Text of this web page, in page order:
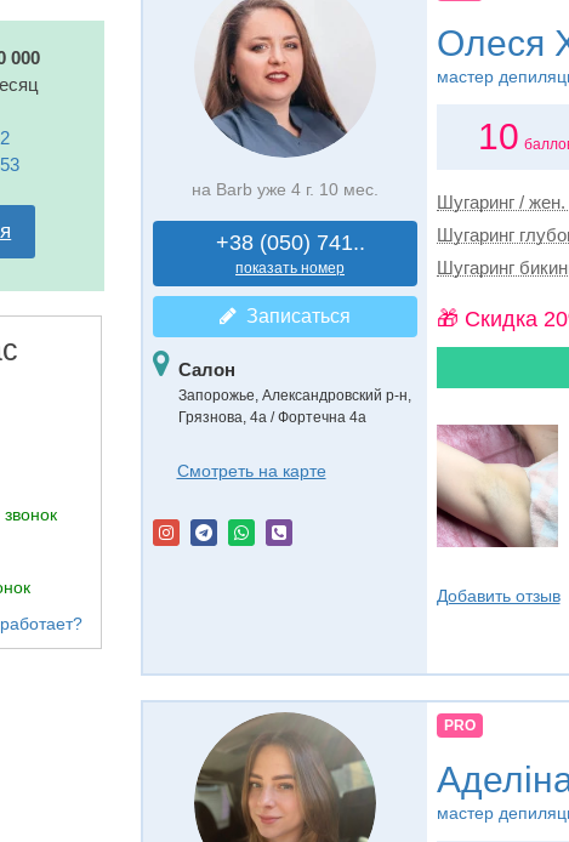
000
звонок
на Barb уже 4 г. 10 мес.
+38 (050) 741..
показать номер
Записаться
Салон
Запорожье, Александровский р-н,
Грязнова, 4а / Фортечна 4а
Смотреть на карте
Олеся
мастер
10
Шугаринг / жен.
Шугаринг
Шугаринг
🎁 Cкидка
Добавить отзыв
PRO
мастер